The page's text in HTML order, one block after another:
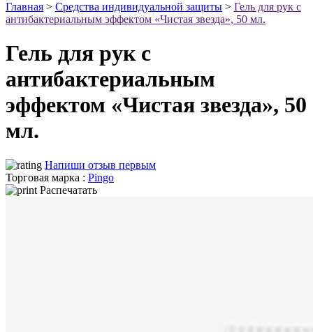
Главная > Средства индивидуальной защиты > Гель для рук с
антибактериальным эффектом «Чистая звезда», 50 мл.
Гель для рук с
антибактериальным
эффектом «Чистая звезда», 50
мл.
Напиши отзыв первым
Торговая марка : Pingo
Распечатать